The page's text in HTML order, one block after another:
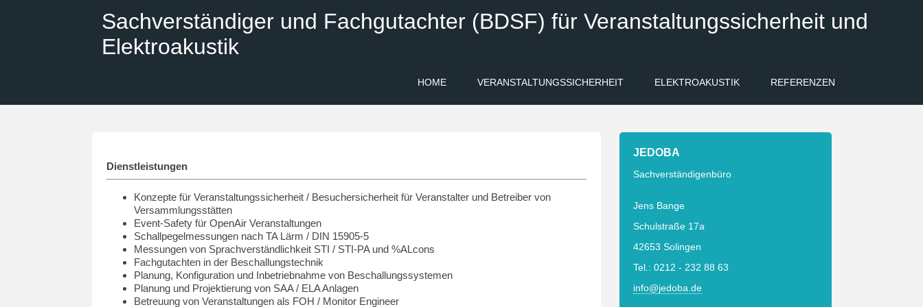
Sachverständiger und Fachgutachter (BDSF) für Veranstaltungssicherheit und
Elektroakustik
HOME VERANSTALTUNGSSICHERHEIT ELEKTROAKUSTIK REFERENZEN
Dienstleistungen
Konzepte für Veranstaltungssicherheit / Besuchersicherheit für Veranstalter und Betreiber von
Versammlungsstätten
Event-Safety für OpenAir Veranstaltungen
Schallpegelmessungen nach TA Lärm / DIN 15905-5
Messungen von Sprachverständlichkeit STI / STI-PA und %ALcons
Fachgutachten in der Beschallungstechnik
Planung, Konfiguration und Inbetriebnahme von Beschallungssystemen
Planung und Projektierung von SAA / ELA Anlagen
Betreuung von Veranstaltungen als FOH / Monitor Engineer
JEDOBA
Sachverständigenbüro
Jens Bange
Schulstraße 17a
42653 Solingen
Tel.: 0212 - 232 88 63
info@jedoba.de